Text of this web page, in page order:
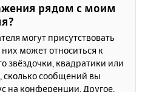
рядом с моим
могут присутствовать
может относиться к
звёздочки, квадратики или
сколько сообщений вы
на конференции. Другое,